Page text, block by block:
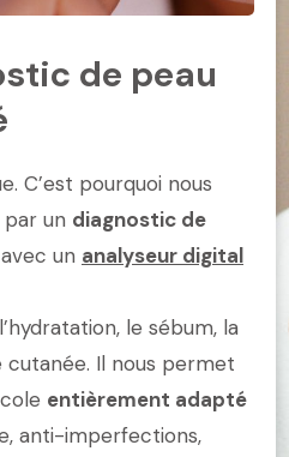
de peau
C’est pourquoi nous
un diagnostic de
un analyseur digital
le sébum, la
Il nous permet
entièrement adapté
anti-imperfections,